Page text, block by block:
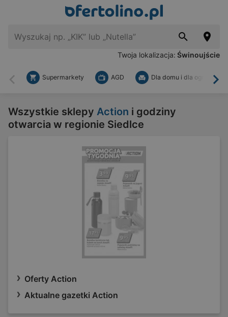
Twoja lokalizacja: Świnoujście
Wstecz
Supermarkety AGD Dla domu i dla ogrodu
Wszystkie sklepy Action i godziny
otwarcia w regionie Siedlce
Oferty Action
Aktualne gazetki Action